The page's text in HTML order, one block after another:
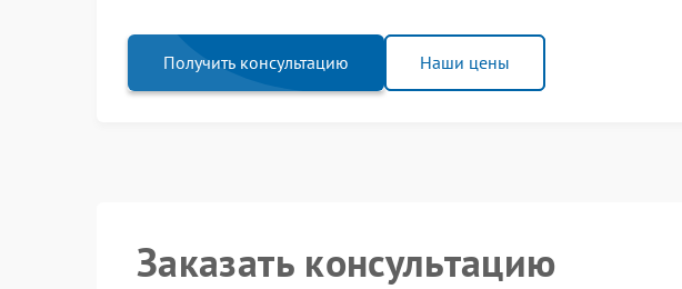
Получить консультацию Наши цены
Заказать консультацию